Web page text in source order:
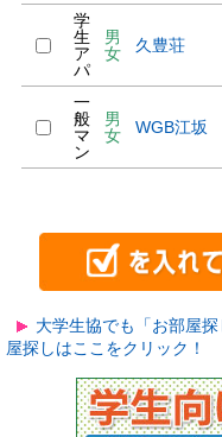
学
生
ア
パ
男
女
久豊荘
一
般
マ
ン
男
女
WGB江坂
大学生協でも「お部屋
屋探しはここをクリック！